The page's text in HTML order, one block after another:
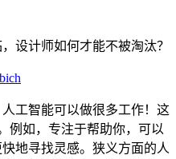
工智能可以做很多工作！这
例如，专注于帮助你，可以
地寻找灵感。狭义方面的人